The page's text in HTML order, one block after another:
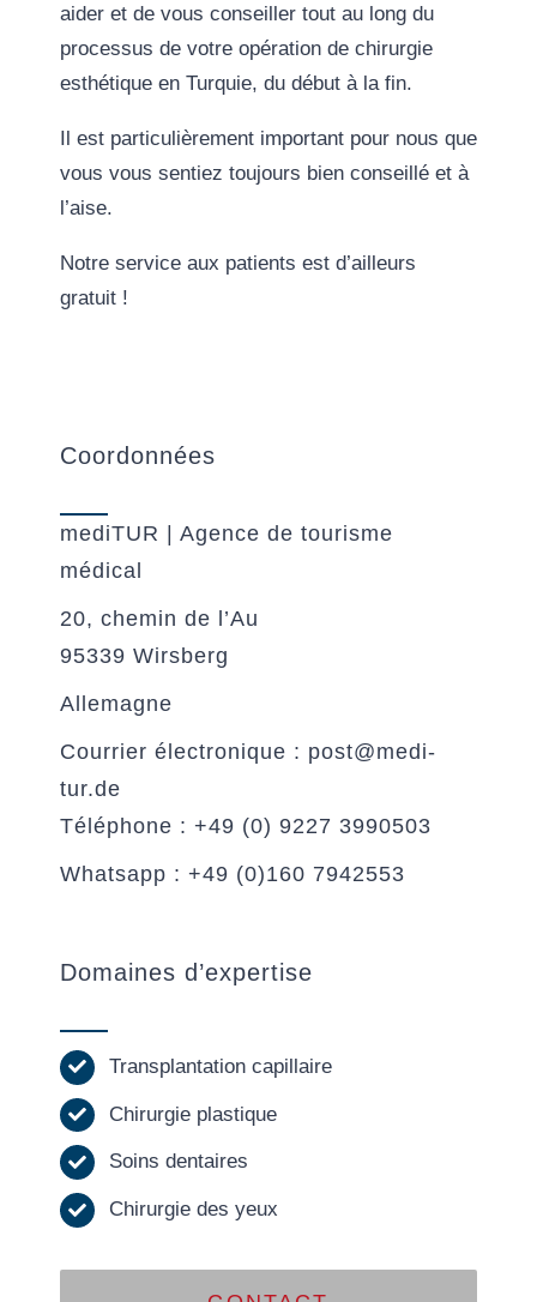
aider et de vous conseiller tout au long du
processus de votre opération de chirurgie
esthétique en Turquie, du début à la fin.
Il est particulièrement important pour nous que
vous vous sentiez toujours bien conseillé et à
l’aise.
Notre service aux patients est d’ailleurs
gratuit !
Coordonnées
mediTUR | Agence de tourisme
médical
20, chemin de l’Au
95339 Wirsberg
Allemagne
Courrier électronique : post@medi-
tur.de
Téléphone : +49 (0) 9227 3990503
Whatsapp : +49 (0)160 7942553
Domaines d’expertise
Transplantation capillaire
Chirurgie plastique
Soins dentaires
Chirurgie des yeux